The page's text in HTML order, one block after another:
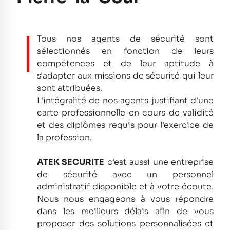
Tous nos agents de sécurité sont
sélectionnés en fonction de leurs
compétences et de leur aptitude à
s'adapter aux missions de sécurité qui leur
sont attribuées.
L'intégralité de nos agents justifiant d'une
carte professionnelle en cours de validité
et des diplômes requis pour l'exercice de
la profession.
ATEK SECURITE c'est aussi une entreprise
de sécurité avec un personnel
administratif disponible et à votre écoute.
Nous nous engageons à vous répondre
dans les meilleurs délais afin de vous
proposer des solutions personnalisées et